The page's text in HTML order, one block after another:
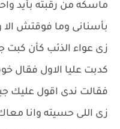
ماسكه من رقبته بأيد
بأسنانى وما فوقتش
زى عواء الذئب كأن كبت
كدبت عليا الاول فقال
فقالت ندى اقول عليك
زى اللى حسيته وانا